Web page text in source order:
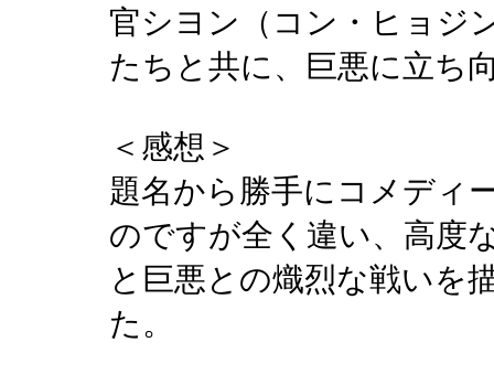
官シヨン（コン・ヒョジ
たちと共に、巨悪に立ち
＜感想＞
題名から勝手にコメディ
のですが全く違い、高度
と巨悪との熾烈な戦いを
た。